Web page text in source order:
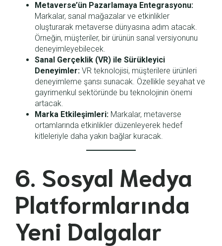
Metaverse’ün Pazarlamaya Entegrasyonu:
Markalar, sanal mağazalar ve etkinlikler
oluşturarak metaverse dünyasına adım atacak.
Örneğin, müşteriler, bir ürünün sanal versiyonunu
deneyimleyebilecek.
Sanal Gerçeklik (VR) ile Sürükleyici
Deneyimler: VR teknolojisi, müşterilere ürünleri
deneyimleme şansı sunacak. Özellikle seyahat ve
gayrimenkul sektöründe bu teknolojinin önemi
artacak.
Marka Etkileşimleri: Markalar, metaverse
ortamlarında etkinlikler düzenleyerek hedef
kitleleriyle daha yakın bağlar kuracak.
6. Sosyal Medya
Platformlarında
Yeni Dalgalar